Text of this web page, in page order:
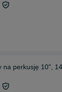
na perkusję 10",